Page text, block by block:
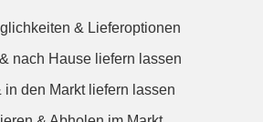
& Lieferoptionen
nach Hause liefern lassen
in den Markt liefern lassen